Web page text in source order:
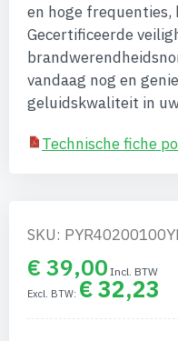
en hoge
Gecertificeerde
vandaag nog en
geluidskwaliteit in
Technische fiche
SKU:
€ 39,00
€ 32,23